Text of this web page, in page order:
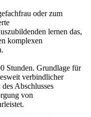
oder zum
lernen das,
komplexen
Stunden. Grundlage für
verbindlicher
Abschlusses
von